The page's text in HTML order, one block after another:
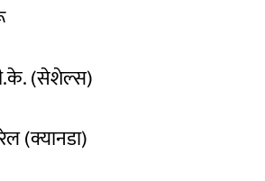
(सेशेल्स)
(क्यानडा)